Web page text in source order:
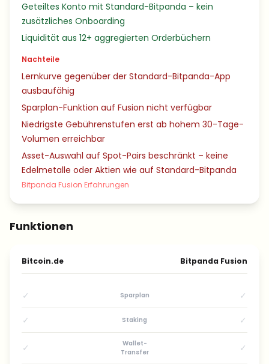
Geteiltes Konto mit Standard-Bitpanda – kein
zusätzliches Onboarding
Liquidität aus 12+ aggregierten Orderbüchern
Nachteile
Lernkurve gegenüber der Standard-Bitpanda-App
ausbaufähig
Sparplan-Funktion auf Fusion nicht verfügbar
Niedrigste Gebührenstufen erst ab hohem 30-Tage-
Volumen erreichbar
Asset-Auswahl auf Spot-Pairs beschränkt – keine
Edelmetalle oder Aktien wie auf Standard-Bitpanda
Bitpanda Fusion Erfahrungen
Funktionen
Bitcoin.de Bitpanda Fusion
✓ Sparplan ✓
✓ Staking ✓
✓
Wallet-
Transfer
✓